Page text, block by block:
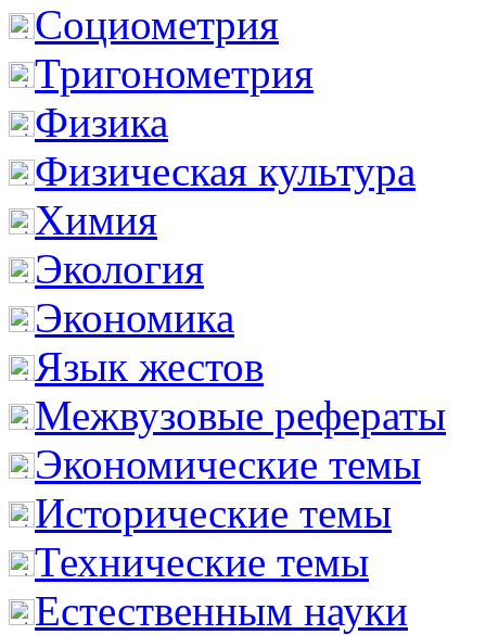
Социометрия
Тригонометрия
Физика
Физическая культура
Химия
Экология
Экономика
Язык жестов
Межвузовые рефераты
Экономические темы
Исторические темы
Технические темы
Естественным науки